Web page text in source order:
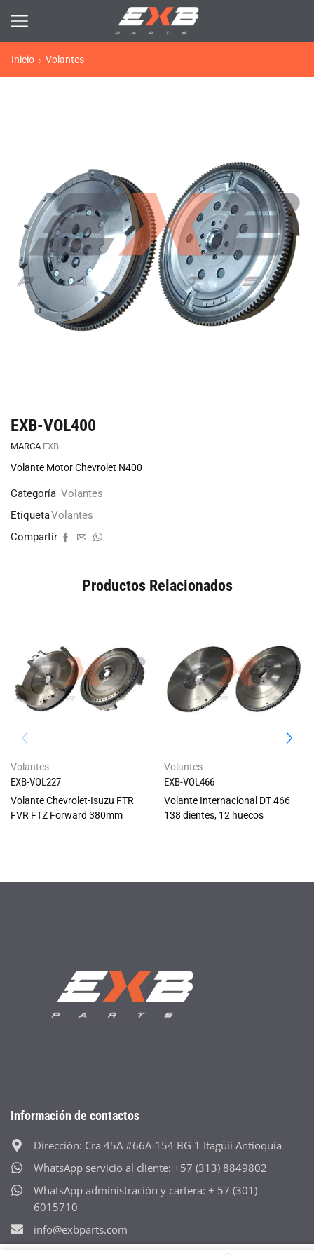
Inicio Volantes
EXB-VOL400
MARCA EXB
Volante Motor Chevrolet N400
Categoría Volantes
EtiquetaVolantes
Compartir
Productos Relacionados
Volantes
EXB-VOL227
Volante Chevrolet-Isuzu FTR
FVR FTZ Forward 380mm
Volantes
EXB-VOL466
Volante Internacional DT 466
138 dientes, 12 huecos
Información de contactos
Dirección: Cra 45A #66A-154 BG 1 Itagüií Antioquia
WhatsApp servicio al cliente: +57 (313) 8849802
WhatsApp administración y cartera: + 57 (301)
6015710
info@exbparts.com
Horario: lunes-viernes 8:00 a.m - 4:30 p.m Sábado: 8:00